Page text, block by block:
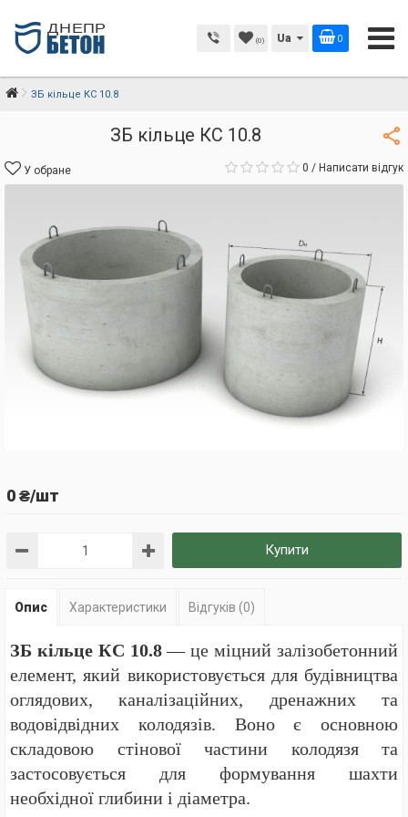
(0) Ua 0
ЗБ кільце КС 10.8
ЗБ кільце КС 10.8
У обране 0 / Написати відгук
0 ₴/шт
Купити
Опис Характеристики Відгуків (0)
ЗБ кільце КС 10.8— це міцний залізобетонний
елемент, який використовується для будівництва
оглядових, каналізаційних, дренажних та
водовідвідних колодязів. Воно є основною
складовою стінової частини колодязя та
застосовується для формування шахти
необхідної глибини і діаметра.